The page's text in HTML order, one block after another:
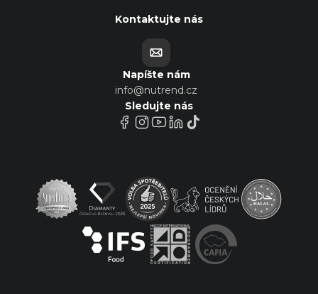
Kontaktujte nás
Napíšte nám
info@nutrend.cz
Sledujte nás